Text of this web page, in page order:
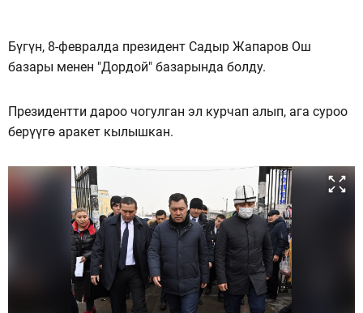
Бүгүн, 8-февралда президент Садыр Жапаров Ош
базары менен "Дордой" базарында болду.
Президентти дароо чогулган эл курчап алып, ага суроо
берүүгө аракет кылышкан.